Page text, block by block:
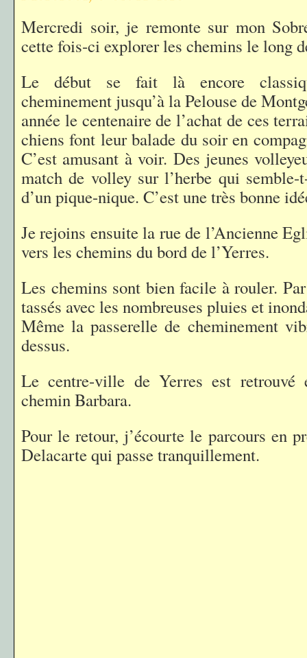
Mercredi soir, je remonte sur mon
cette fois-ci explorer les chemins le long
Le début se fait là encore
cheminement jusqu’à la Pelouse de
année le centenaire de l’achat de ces
chiens font leur balade du soir en
C’est amusant à voir. Des jeunes
match de volley sur l’herbe qui
d’un pique-nique. C’est une très bonne
Je rejoins ensuite la rue de l’Ancienne
vers les chemins du bord de l’Yerres.
Les chemins sont bien facile à rouler.
tassés avec les nombreuses pluies et
Même la passerelle de cheminement
dessus.
Le centre-ville de Yerres est retrouvé
chemin Barbara.
Pour le retour, j’écourte le parcours en
Delacarte qui passe tranquillement.